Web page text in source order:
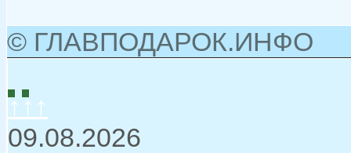
© ГЛАВПОДАРОК.ИНФО
↑↑↑
09.08.2026